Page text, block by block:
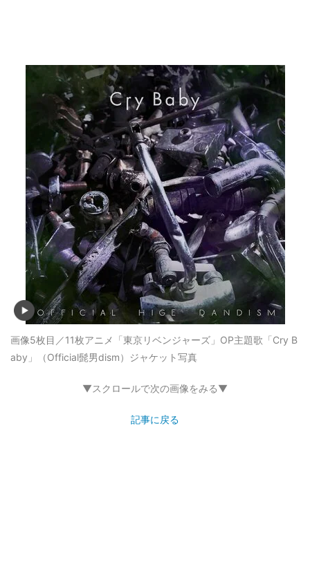
画像5枚目／11枚アニメ「東京リベンジャーズ」OP主題歌「Cry B
aby」（Official髭男dism）ジャケット写真
▼スクロールで次の画像をみる▼
記事に戻る